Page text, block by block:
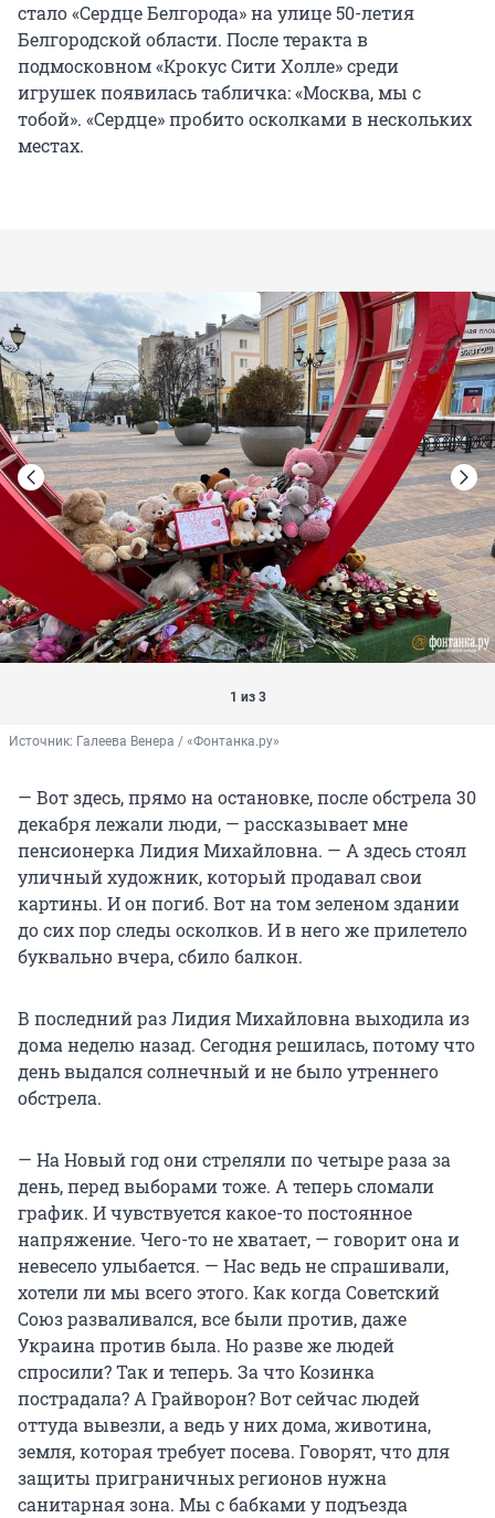
стало «Сердце Белгорода» на улице 50-летия
Белгородской области. После теракта в
подмосковном «Крокус Сити Холле» среди
игрушек появилась табличка: «Москва, мы с
тобой». «Сердце» пробито осколками в нескольких
местах.
1 из 3
Источник: Галеева Венера / «Фонтанка.ру»
— Вот здесь, прямо на остановке, после обстрела 30
декабря лежали люди, — рассказывает мне
пенсионерка Лидия Михайловна. — А здесь стоял
уличный художник, который продавал свои
картины. И он погиб. Вот на том зеленом здании
до сих пор следы осколков. И в него же прилетело
буквально вчера, сбило балкон.
В последний раз Лидия Михайловна выходила из
дома неделю назад. Сегодня решилась, потому что
день выдался солнечный и не было утреннего
обстрела.
— На Новый год они стреляли по четыре раза за
день, перед выборами тоже. А теперь сломали
график. И чувствуется какое-то постоянное
напряжение. Чего-то не хватает, — говорит она и
невесело улыбается. — Нас ведь не спрашивали,
хотели ли мы всего этого. Как когда Советский
Союз разваливался, все были против, даже
Украина против была. Но разве же людей
спросили? Так и теперь. За что Козинка
пострадала? А Грайворон? Вот сейчас людей
оттуда вывезли, а ведь у них дома, животина,
земля, которая требует посева. Говорят, что для
защиты приграничных регионов нужна
санитарная зона. Мы с бабками у подъезда